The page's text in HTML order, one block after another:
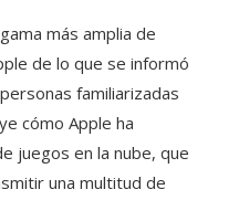
más amplia de
de lo que se informó
familiarizadas
cómo Apple ha
juegos en la nube, que
una multitud de